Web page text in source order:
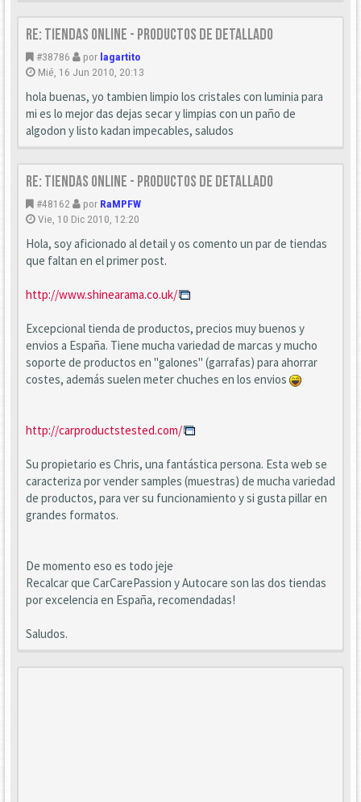
Re: Tiendas Online - Productos de detallado
#38786 por lagartito
Mié, 16 Jun 2010, 20:13
hola buenas, yo tambien limpio los cristales con luminia para
mi es lo mejor das dejas secar y limpias con un paño de
algodon y listo kadan impecables, saludos
Re: Tiendas Online - Productos de detallado
#48162 por RaMPFW
Vie, 10 Dic 2010, 12:20
Hola, soy aficionado al detail y os comento un par de tiendas
que faltan en el primer post.
http://www.shinearama.co.uk/
Excepcional tienda de productos, precios muy buenos y
envios a España. Tiene mucha variedad de marcas y mucho
soporte de productos en "galones" (garrafas) para ahorrar
costes, además suelen meter chuches en los envios
http://carproductstested.com/
Su propietario es Chris, una fantástica persona. Esta web se
caracteriza por vender samples (muestras) de mucha variedad
de productos, para ver su funcionamiento y si gusta pillar en
grandes formatos.
De momento eso es todo jeje
Recalcar que CarCarePassion y Autocare son las dos tiendas
por excelencia en España, recomendadas!
Saludos.